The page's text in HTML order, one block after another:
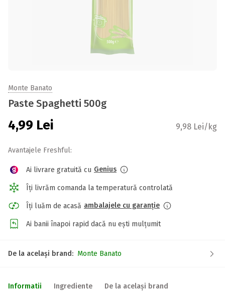
Monte Banato
Paste Spaghetti 500g
4,99 Lei 9,98 Lei/kg
Avantajele Freshful:
Ai livrare gratuită cu Genius
Îți livrăm comanda la temperatură controlată
Îți luăm de acasă ambalajele cu garanție
Ai banii înapoi rapid dacă nu ești mulțumit
De la același brand: Monte Banato
Informatii Ingrediente De la același brand